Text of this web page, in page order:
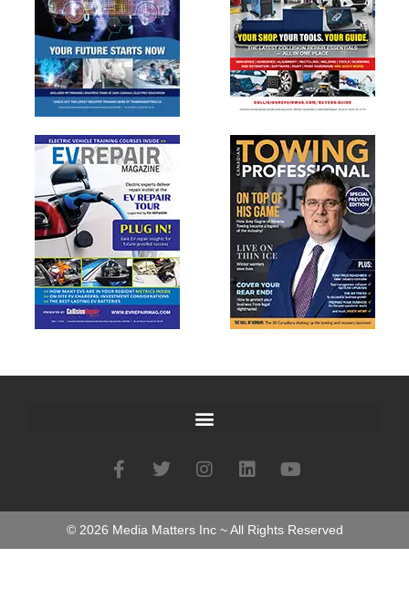
© 2026 Media Matters Inc ~ All Rights Reserved